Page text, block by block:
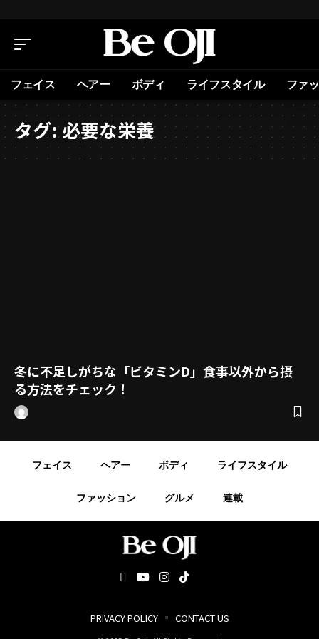
フェイス ヘアー ボディ ライフスタイル ファ
タグ:必要な栄養
冬に不足しがちな「ビタミンD」食事以外から摂
る方法をチェック！
フェイス ヘアー ボディ ライフスタイル
ファッション グルメ 連載
PRIVACY POLICY CONTACT US